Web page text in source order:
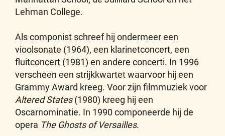
Lehman College.
Als componist schreef hij ondermeer een
vioolsonate (1964), een klarinetconcert, een
fluitconcert (1981) en andere concerti. In 1996
verscheen een strijkkwartet waarvoor hij een
Grammy Award kreeg. Voor zijn filmmuziek voor
Altered States(1980) kreeg hij een
Oscarnominatie. In 1990 componeerde hij de
opera The Ghosts of Versailles.